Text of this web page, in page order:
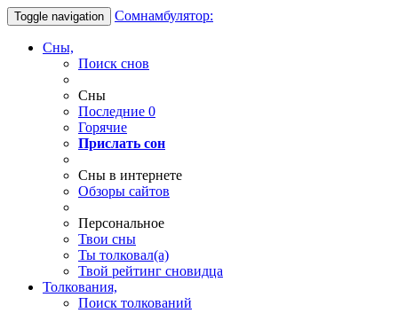
Toggle navigation Сомнамбулятор:
Сны,
Поиск снов
Сны
Последние 0
Горячие
Прислать сон
Сны в интернете
Обзоры сайтов
Персональное
Твои сны
Ты толковал(а)
Твой рейтинг сновидца
Толкования,
Поиск толкований